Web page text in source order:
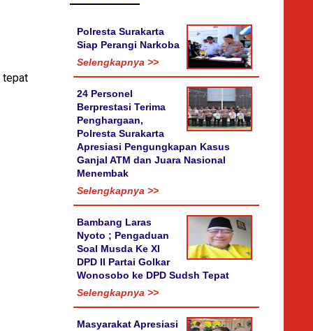
tepat
Polresta Surakarta
Siap Perangi Narkoba
Selengkapnya >>
24 Personel
Berprestasi Terima
Penghargaan,
Polresta Surakarta
Apresiasi Pengungkapan Kasus
Ganjal ATM dan Juara Nasional
Menembak
Selengkapnya >>
Bambang Laras
Nyoto ; Pengaduan
Soal Musda Ke XI
DPD II Partai Golkar
Wonosobo ke DPD Sudsh Tepat
Selengkapnya >>
Masyarakat Apresiasi